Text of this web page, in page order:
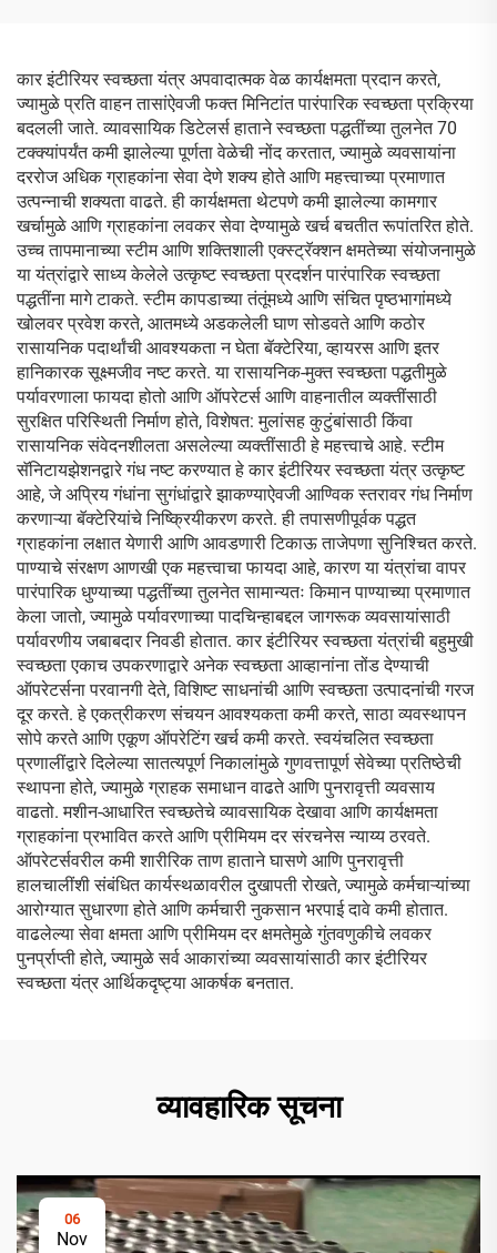
कार इंटीरियर स्वच्छता यंत्र अपवादात्मक वेळ कार्यक्षमता प्रदान करते,
ज्यामुळे प्रति वाहन तासांऐवजी फक्त मिनिटांत पारंपारिक स्वच्छता प्रक्रिया
बदलली जाते. व्यावसायिक डिटेलर्स हाताने स्वच्छता पद्धतींच्या तुलनेत 70
टक्क्यांपर्यंत कमी झालेल्या पूर्णता वेळेची नोंद करतात, ज्यामुळे व्यवसायांना
दररोज अधिक ग्राहकांना सेवा देणे शक्य होते आणि महत्त्वाच्या प्रमाणात
उत्पन्नाची शक्यता वाढते. ही कार्यक्षमता थेटपणे कमी झालेल्या कामगार
खर्चामुळे आणि ग्राहकांना लवकर सेवा देण्यामुळे खर्च बचतीत रूपांतरित होते.
उच्च तापमानाच्या स्टीम आणि शक्तिशाली एक्स्ट्रॅक्शन क्षमतेच्या संयोजनामुळे
या यंत्रांद्वारे साध्य केलेले उत्कृष्ट स्वच्छता प्रदर्शन पारंपारिक स्वच्छता
पद्धतींना मागे टाकते. स्टीम कापडाच्या तंतूंमध्ये आणि संचित पृष्ठभागांमध्ये
खोलवर प्रवेश करते, आतमध्ये अडकलेली घाण सोडवते आणि कठोर
रासायनिक पदार्थांची आवश्यकता न घेता बॅक्टेरिया, व्हायरस आणि इतर
हानिकारक सूक्ष्मजीव नष्ट करते. या रासायनिक-मुक्त स्वच्छता पद्धतीमुळे
पर्यावरणाला फायदा होतो आणि ऑपरेटर्स आणि वाहनातील व्यक्तींसाठी
सुरक्षित परिस्थिती निर्माण होते, विशेषत: मुलांसह कुटुंबांसाठी किंवा
रासायनिक संवेदनशीलता असलेल्या व्यक्तींसाठी हे महत्त्वाचे आहे. स्टीम
सॅनिटायझेशनद्वारे गंध नष्ट करण्यात हे कार इंटीरियर स्वच्छता यंत्र उत्कृष्ट
आहे, जे अप्रिय गंधांना सुगंधांद्वारे झाकण्याऐवजी आण्विक स्तरावर गंध निर्माण
करणाऱ्या बॅक्टेरियांचे निष्क्रियीकरण करते. ही तपासणीपूर्वक पद्धत
ग्राहकांना लक्षात येणारी आणि आवडणारी टिकाऊ ताजेपणा सुनिश्चित करते.
पाण्याचे संरक्षण आणखी एक महत्त्वाचा फायदा आहे, कारण या यंत्रांचा वापर
पारंपारिक धुण्याच्या पद्धतींच्या तुलनेत सामान्यतः किमान पाण्याच्या प्रमाणात
केला जातो, ज्यामुळे पर्यावरणाच्या पादचिन्हाबद्दल जागरूक व्यवसायांसाठी
पर्यावरणीय जबाबदार निवडी होतात. कार इंटीरियर स्वच्छता यंत्रांची बहुमुखी
स्वच्छता एकाच उपकरणाद्वारे अनेक स्वच्छता आव्हानांना तोंड देण्याची
ऑपरेटर्सना परवानगी देते, विशिष्ट साधनांची आणि स्वच्छता उत्पादनांची गरज
दूर करते. हे एकत्रीकरण संचयन आवश्यकता कमी करते, साठा व्यवस्थापन
सोपे करते आणि एकूण ऑपरेटिंग खर्च कमी करते. स्वयंचलित स्वच्छता
प्रणालींद्वारे दिलेल्या सातत्यपूर्ण निकालांमुळे गुणवत्तापूर्ण सेवेच्या प्रतिष्ठेची
स्थापना होते, ज्यामुळे ग्राहक समाधान वाढते आणि पुनरावृत्ती व्यवसाय
वाढतो. मशीन-आधारित स्वच्छतेचे व्यावसायिक देखावा आणि कार्यक्षमता
ग्राहकांना प्रभावित करते आणि प्रीमियम दर संरचनेस न्याय्य ठरवते.
ऑपरेटर्सवरील कमी शारीरिक ताण हाताने घासणे आणि पुनरावृत्ती
हालचालींशी संबंधित कार्यस्थळावरील दुखापती रोखते, ज्यामुळे कर्मचाऱ्यांच्या
आरोग्यात सुधारणा होते आणि कर्मचारी नुकसान भरपाई दावे कमी होतात.
वाढलेल्या सेवा क्षमता आणि प्रीमियम दर क्षमतेमुळे गुंतवणुकीचे लवकर
पुनर्प्राप्ती होते, ज्यामुळे सर्व आकारांच्या व्यवसायांसाठी कार इंटीरियर
स्वच्छता यंत्र आर्थिकदृष्ट्या आकर्षक बनतात.
व्यावहारिक सूचना
06
Nov